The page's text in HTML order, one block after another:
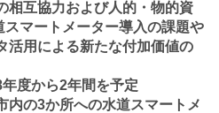
互協力および人的・物的資
マートメーター導入の課題や
新たな付加価値の
度から2年間を予定
の3か所への水道スマートメ